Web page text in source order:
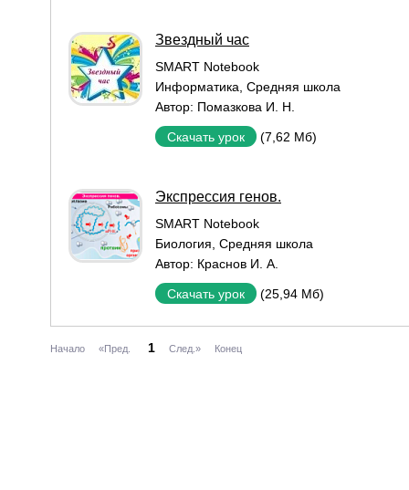
Звездный час
SMART Notebook
Информатика Средняя школа
Автор: Помазкова И. Н.
Скачать урок (7,62 Мб)
Экспрессия генов.
SMART Notebook
Биология Средняя школа
Автор: Краснов И. А.
Скачать урок (25,94 Мб)
Начало «Пред. 1 След.» Конец